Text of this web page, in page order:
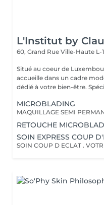
L'Institut by
60, Grand Rue Ville-Haute L-
Situé au coeur de
accueille dans un cadre
dédié à votre bien-
MICROBLADING
MAQUILLAGE SEMI
RETOUCHE
SOIN EXPRESS COUP